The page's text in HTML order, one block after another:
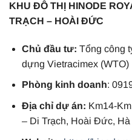
KHU ĐÔ THỊ HINODE
TRẠCH – HOÀI ĐỨC
Chủ đầu tư: Tổng công
dựng Vietracimex (WTO)
Phòng kinh doanh:
Địa chỉ dự án: Km14-
– Di Trạch, Hoài Đức, Hà